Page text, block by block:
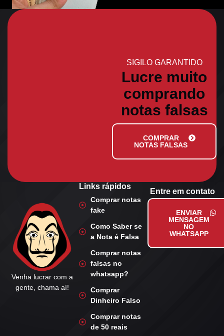
SIGILO GARANTIDO
Lucre muito
comprando
notas falsas
COMPRAR
NOTAS FALSAS
Venha lucrar com a
gente, chama aí!
Links rápidos
Comprar notas
fake
Como Saber se
a Nota é Falsa
Comprar notas
falsas no
whatsapp?
Comprar
Dinheiro Falso
Comprar notas
de 50 reais
Entre em contato
ENVIAR
MENSAGEM
NO
WHATSAPP